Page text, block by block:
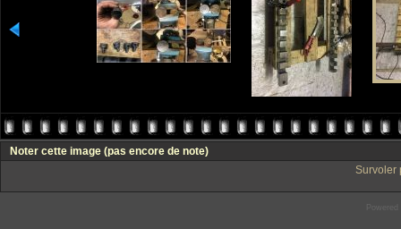
Noter cette image (pas encore de note)
Survoler